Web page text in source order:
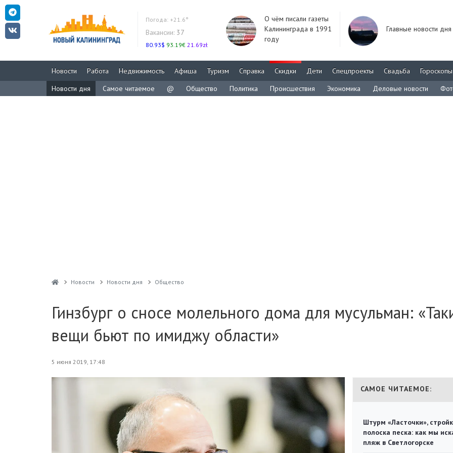
Погода: +21.6°
Вакансии: 37
80.93$ 93.19€ 21.69zł
О чём писали газеты
Калининграда в 1991
году
Главные новости дня
Новости Работа Недвижимость Афиша Туризм Справка Скидки Дети Спецпроекты Свадьба
Гороскопы
Новости дня
Самое читаемое @ Общество Политика Происшествия Экономика Деловые новости
Новости Новости дня Общество
Гинзбург о сносе молельного дома для мусульман:
вещи бьют по имиджу области»
5 июня 2019, 17:48
САМОЕ ЧИТАЕМОЕ:
Штурм «Ласточки»,
полоска песка: как мы
пляж в Светлогорске